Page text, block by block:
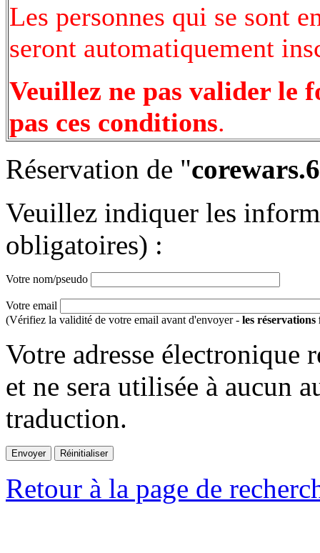
Les personnes qui se sont
seront automatiquement
Veuillez ne pas valider le
pas ces conditions.
Réservation de "corewars.6
Veuillez indiquer les
obligatoires) :
Votre nom/pseudo
Votre email
(Vérifiez la validité de votre email avant d'envoyer - les réservations
Votre adresse électronique
et ne sera utilisée à aucun
traduction.
Retour à la page de